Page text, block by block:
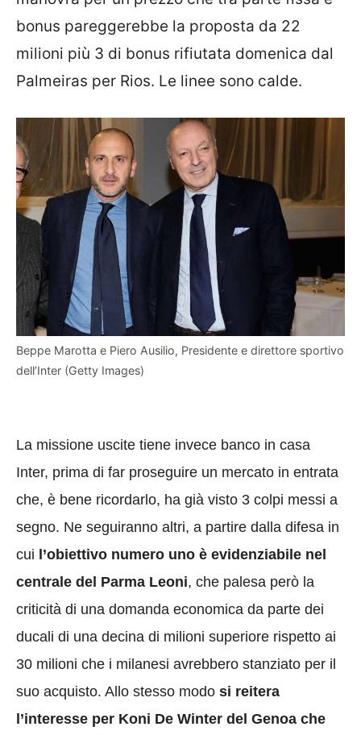
bonus pareggerebbe la proposta da 22
milioni più 3 di bonus rifiutata domenica dal
Palmeiras per Rios. Le linee sono calde.
Beppe Marotta e Piero Ausilio, Presidente e direttore sportivo
dell’Inter (Getty Images)
La missione uscite tiene invece banco in casa
Inter, prima di far proseguire un mercato in entrata
che, è bene ricordarlo, ha già visto 3 colpi messi a
segno. Ne seguiranno altri, a partire dalla difesa in
cui l’obiettivo numero uno è evidenziabile nel
centrale del Parma Leoni, che palesa però la
criticità di una domanda economica da parte dei
ducali di una decina di milioni superiore rispetto ai
30 milioni che i milanesi avrebbero stanziato per il
suo acquisto. Allo stesso modo si reitera
l’interesse per Koni De Winter del Genoa che